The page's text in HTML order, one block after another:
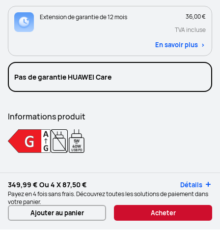
Extension de garantie de 12 mois
36,00 €
TVA incluse
En savoir plus
Pas de garantie HUAWEI Care
Informations produit
5W
-
40W
USB PD
349,99 € Ou 4 X87,50 € Détails
Payez en 4 fois sans frais. Découvrez toutes les solutions de paiement dans
votre panier.
Ajouter au panier Acheter